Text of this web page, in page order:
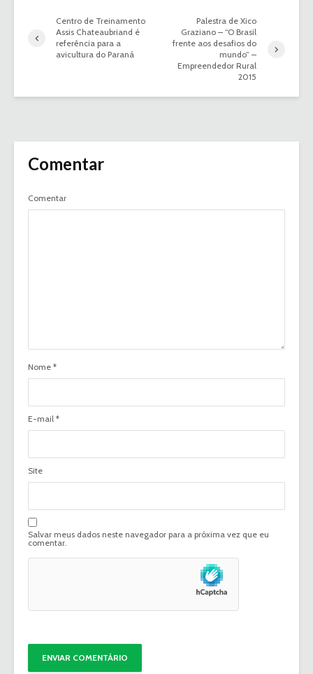
Centro de Treinamento
Assis Chateaubriand é
referência para a
avicultura do Paraná
Palestra de Xico
Graziano – “O Brasil
frente aos desafios do
mundo” –
Empreendedor Rural
2015
Comentar
Comentar
Nome *
E-mail *
Site
Salvar meus dados neste navegador para a próxima vez que eu
comentar.